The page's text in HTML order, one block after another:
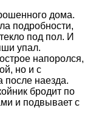
дома.
подробности,
под пол. И
упал.
напоролся,
но и с
наезда.
бродит по
и подвывает с